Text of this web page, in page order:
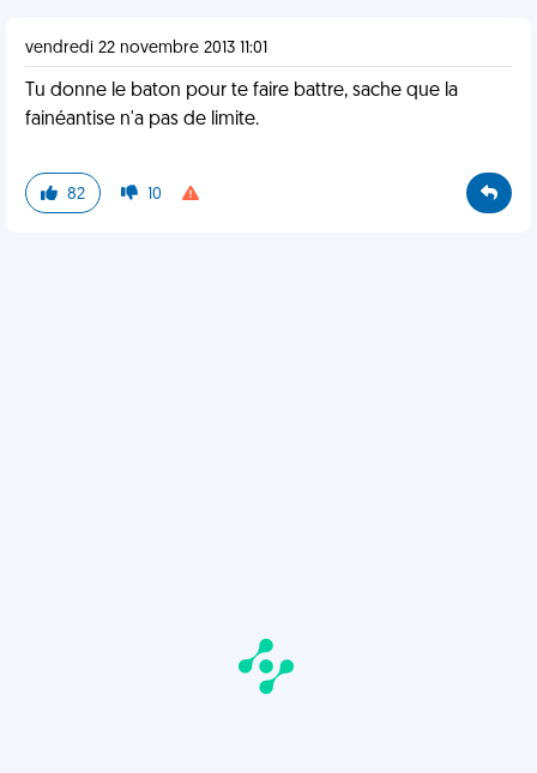
vendredi 22 novembre 2013 11:01
Tu donne le baton pour te faire battre, sache que la
fainéantise n'a pas de limite.
82 10